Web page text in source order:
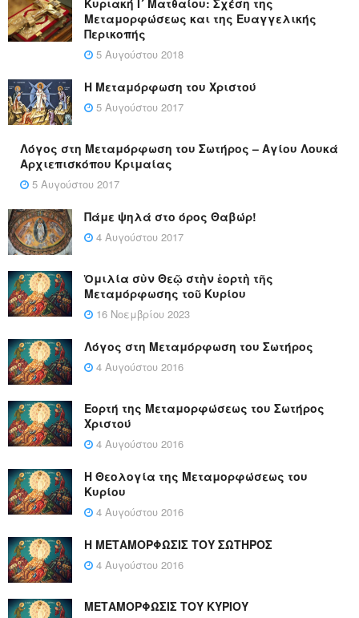
Μεταμορφώσεως και της Ευαγγελικής
Περικοπής
5 Αυγούστου 2018
Η Μεταμόρφωση του Χριστού
5 Αυγούστου 2017
Λόγος στη Μεταμόρφωση του Σωτήρος – Αγίου Λουκά
Αρχιεπισκόπου Κριμαίας
5 Αυγούστου 2017
Πάμε ψηλά στο όρος Θαβώρ!
4 Αυγούστου 2017
Ὁμιλία σὺν Θεῷ στὴν ἑορτὴ τῆς
Μεταμόρφωσης τοῦ Κυρίου
16 Νοεμβρίου 2023
Λόγος στη Μεταμόρφωση του Σωτήρος
4 Αυγούστου 2016
Εορτή της Μεταμορφώσεως του Σωτήρος
Χριστού
4 Αυγούστου 2016
Η Θεολογία της Μεταμορφώσεως του
Κυρίου
4 Αυγούστου 2016
Η ΜΕΤΑΜΟΡΦΩΣΙΣ ΤΟΥ ΣΩΤΗΡΟΣ
4 Αυγούστου 2016
ΜΕΤΑΜΟΡΦΩΣΙΣ ΤΟΥ ΚΥΡΙΟΥ